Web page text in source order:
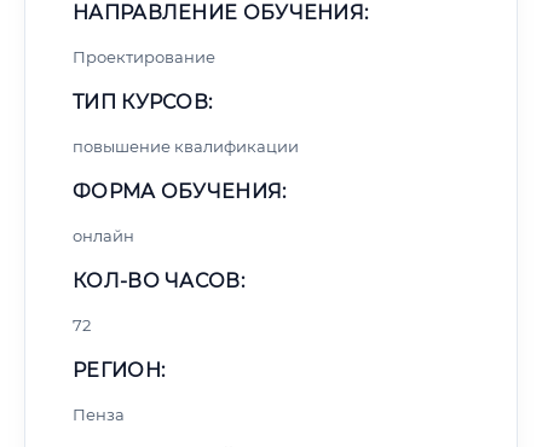
НАПРАВЛЕНИЕ ОБУЧЕНИЯ:
Проектирование
ТИП КУРСОВ:
повышение квалификации
ФОРМА ОБУЧЕНИЯ:
онлайн
КОЛ-ВО ЧАСОВ:
72
РЕГИОН:
Пенза